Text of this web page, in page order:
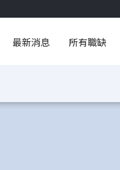
最新消息 所有職缺